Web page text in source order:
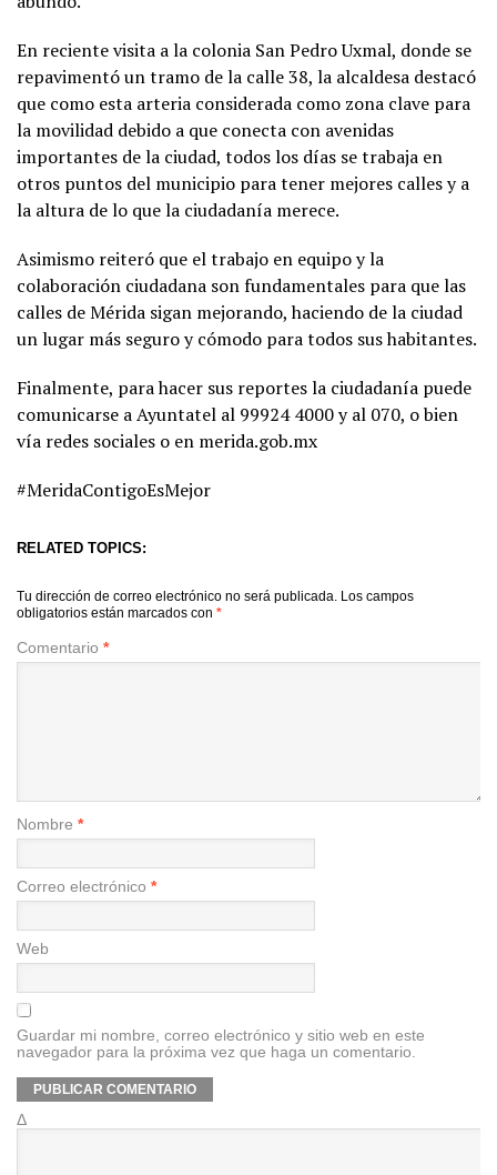
En reciente visita a la colonia San Pedro Uxmal, donde se
repavimentó un tramo de la calle 38, la alcaldesa destacó
que como esta arteria considerada como zona clave para
la movilidad debido a que conecta con avenidas
importantes de la ciudad, todos los días se trabaja en
otros puntos del municipio para tener mejores calles y a
la altura de lo que la ciudadanía merece.
Asimismo reiteró que el trabajo en equipo y la
colaboración ciudadana son fundamentales para que las
calles de Mérida sigan mejorando, haciendo de la ciudad
un lugar más seguro y cómodo para todos sus habitantes.
Finalmente, para hacer sus reportes la ciudadanía puede
comunicarse a Ayuntatel al 99924 4000 y al 070, o bien
vía redes sociales o en merida.gob.mx
#MeridaContigoEsMejor
RELATED TOPICS:
Tu dirección de correo electrónico no será publicada. Los campos
obligatorios están marcados con *
Comentario *
Nombre *
Correo electrónico *
Web
Guardar mi nombre, correo electrónico y sitio web en este
navegador para la próxima vez que haga un comentario.
Δ